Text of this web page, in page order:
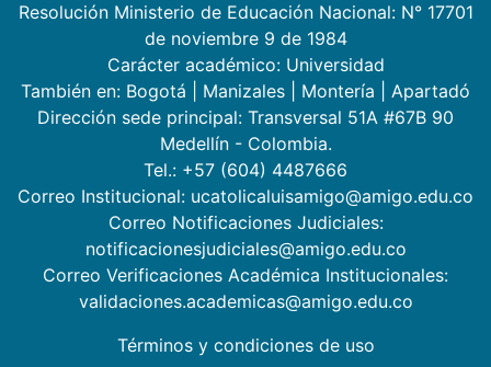
Resolución Ministerio de Educación Nacional: N° 17701
de noviembre 9 de 1984
Carácter académico: Universidad
También en: Bogotá Manizales Montería
Apartadó
Dirección sede principal: Transversal 51A #67B 90
Medellín - Colombia.
Tel.: +57 (604) 4487666
Correo Institucional: ucatolicaluisamigo@amigo.edu.co
Correo Notificaciones Judiciales:
notificacionesjudiciales@amigo.edu.co
Correo Verificaciones Académica Institucionales:
validaciones.academicas@amigo.edu.co
Términos y condiciones de uso